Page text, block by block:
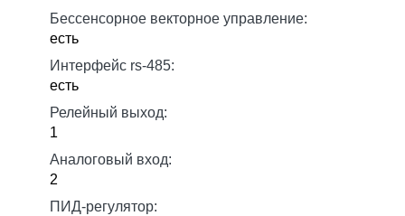
Бессенсорное векторное управление:
есть
Интерфейс rs-485:
есть
Релейный выход:
1
Аналоговый вход:
2
ПИД-регулятор: